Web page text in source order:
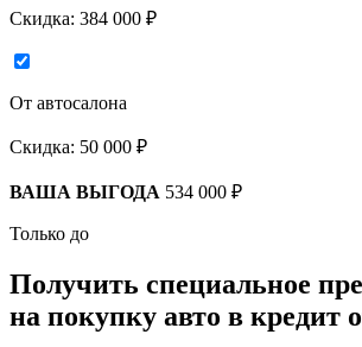
Скидка: 384 000 ₽
От автосалона
Скидка: 50 000 ₽
ВАША ВЫГОДА 534 000 ₽
Только до
Получить специальное
на покупку авто в кредит